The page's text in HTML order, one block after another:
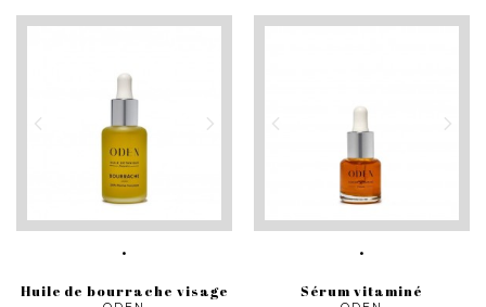
Huile de bourrache visage Sérum vitaminé